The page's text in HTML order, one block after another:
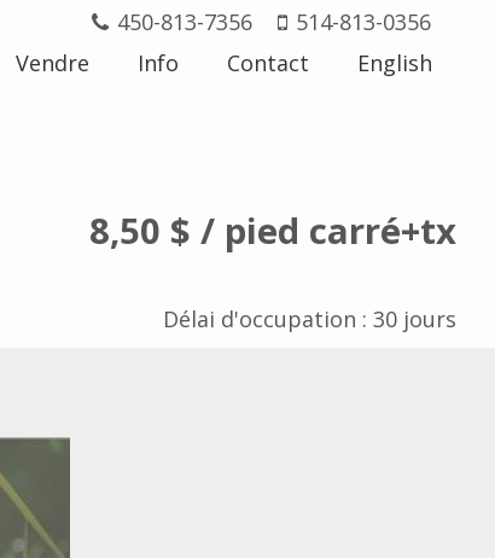
450-813-7356
514-813-0356
Vendre Info Contact English
8,50 $ / pied carré+tx
Délai d'occupation : 30 jours